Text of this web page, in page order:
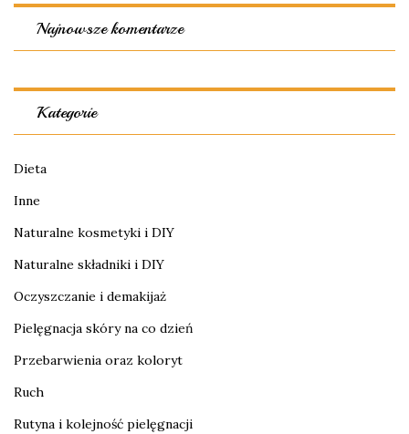
Najnowsze komentarze
Kategorie
Dieta
Inne
Naturalne kosmetyki i DIY
Naturalne składniki i DIY
Oczyszczanie i demakijaż
Pielęgnacja skóry na co dzień
Przebarwienia oraz koloryt
Ruch
Rutyna i kolejność pielęgnacji